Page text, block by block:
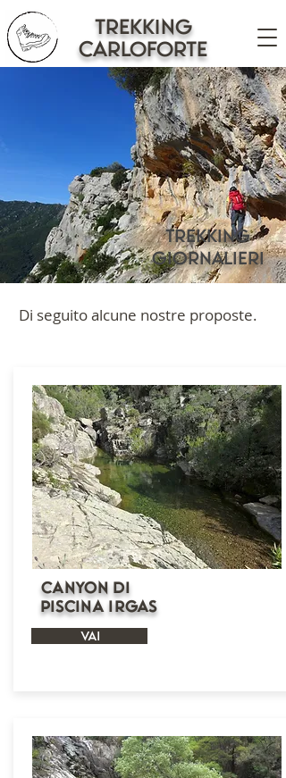
trekking
CARLOFORTE
TREKKING
GIORNALIERI
Di seguito alcune nostre proposte.
Canyon di
Piscina Irgas
VAI